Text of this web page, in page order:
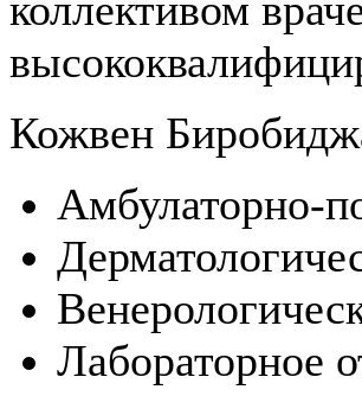
Кожвен
Амбулаторно-
Лабораторное